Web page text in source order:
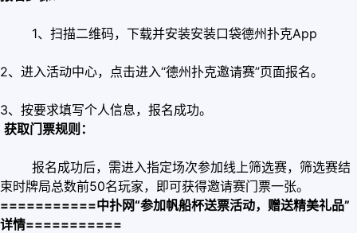
1、扫描二维码，下载并安装安装口袋德州扑克App
2、进入活动中心，点击进入“德州扑克邀请赛”页面报名。
3、按要求填写个人信息，报名成功。
获取门票规则：
报名成功后，需进入指定场次参加线上筛选赛，筛选赛结
束时牌局总数前50名玩家，即可获得邀请赛门票一张。
===========中扑网“参加帆船杯送票活动，赠送精美礼品”
详情===========